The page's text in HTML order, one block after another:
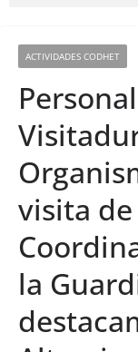
ACTIVIDADES CODHET
visita
la